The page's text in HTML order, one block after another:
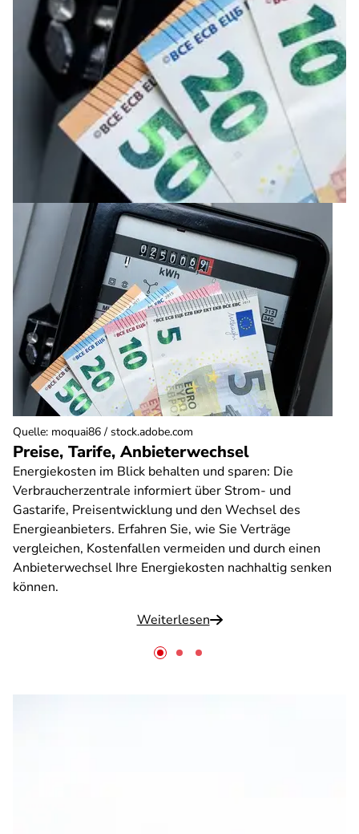
Preise, Tarife, Anbieterwechsel
Energiekosten im Blick behalten und sparen: Die
Verbraucherzentrale informiert über Strom- und
Gastarife, Preisentwicklung und den Wechsel des
Energieanbieters. Erfahren Sie, wie Sie Verträge
vergleichen, Kostenfallen vermeiden und durch einen
Anbieterwechsel Ihre Energiekosten nachhaltig senken
können.
Weiterlesen
Quelle: moquai86 / stock.adobe.com